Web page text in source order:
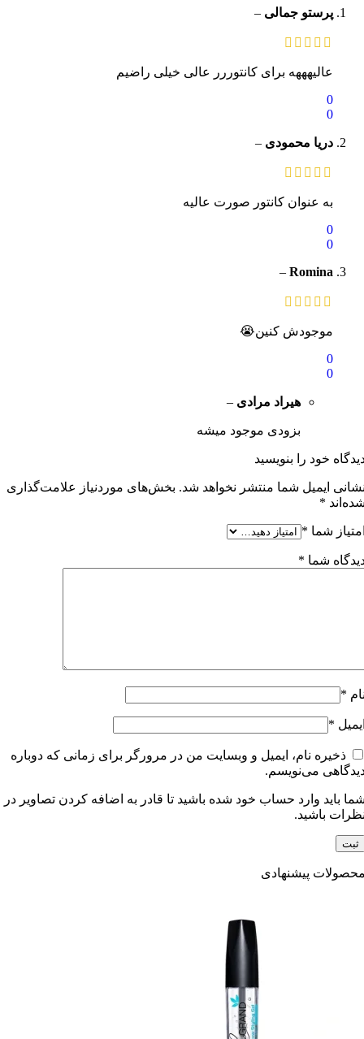
پرستو جمالی –
عالیهههه برای کانتوررر عالی خیلی راضیم
0
0
دریا محمودی –
به عنوان کانتور صورت عالیه
0
0
Romina
–
موجودش کنین😭
0
0
هیراد مرادی –
بزودی موجود میشه
خود را بنویسید
ایمیل شما منتشر نخواهد شد. بخش‌های موردنیاز علامت‌گذاری
*
شما *
شما *
*
*
ذخیره نام، ایمیل و وبسایت من در مرورگر برای زمانی که دوباره
می‌نویسم.
باید وارد حساب خود شده باشید تا قادر به اضافه کردن تصاویر در
باشید.
پیشنهادی